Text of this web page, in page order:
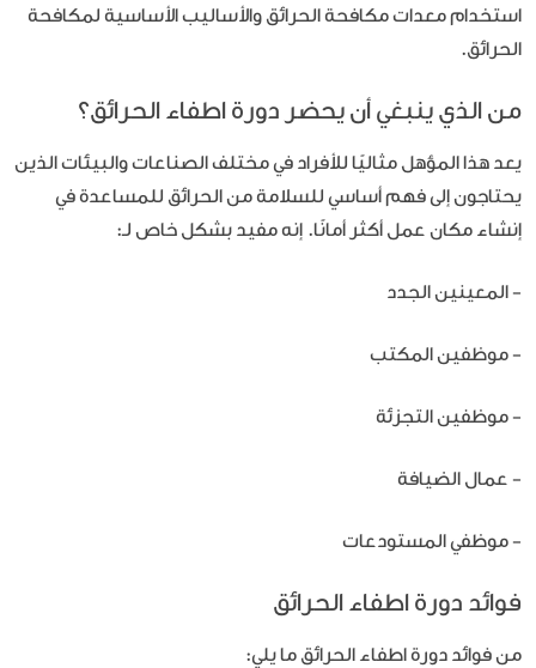
استخدام معدات مكافحة الحرائق والأساليب الأساسية لمكافحة
الحرائق.
من الذي ينبغي أن يحضر دورة اطفاء الحرائق؟
يعد هذا المؤهل مثاليًا للأفراد في مختلف الصناعات والبيئات الذين
يحتاجون إلى فهم أساسي للسلامة من الحرائق للمساعدة في
إنشاء مكان عمل أكثر أمانًا. إنه مفيد بشكل خاص لـ:
- المعينين الجدد
- موظفين المكتب
- موظفين التجزئة
- عمال الضيافة
- موظفي المستودعات
فوائد دورة اطفاء الحرائق
من فوائد دورة اطفاء الحرائق ما يلي: